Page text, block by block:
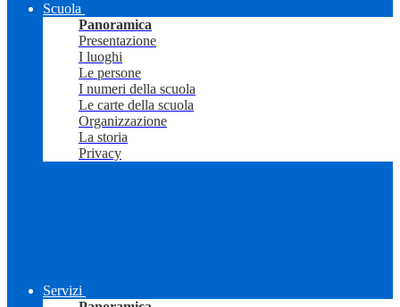
Scuola
Panoramica
Presentazione
I luoghi
Le persone
I numeri della scuola
Le carte della scuola
Organizzazione
La storia
Privacy
Servizi